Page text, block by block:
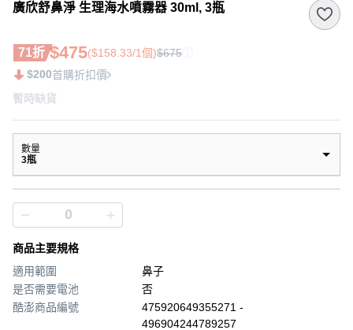
廣欣舒鼻淨 生理海水噴霧器 30ml, 3瓶
71折 $475($158.33/1個)$675
$200首購折扣價
暫時缺貨
數量
3瓶
商品主要規格
適用範圍
鼻子
是否需要電池
否
酷澎商品編號
475920649355271 -
496904244789257